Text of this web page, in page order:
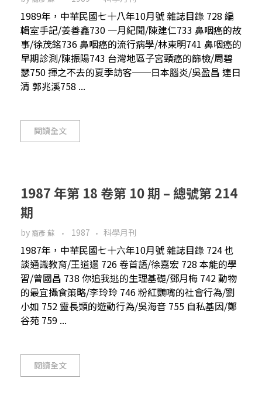
1989年，中華民國七十八年10月號 雜誌目錄 728 編
輯室手記/姜善鑫730 一月紀聞/陳建仁733 鼻咽癌的故
事/徐茂銘736 鼻咽癌的流行病學/林東明741 鼻咽癌的
早期診測/陳振陽743 台灣地區子宮頸癌的篩檢/周碧
瑟750 揮之不去的夏季訪客──日本腦炎/吳盈昌 連日
清 郭兆溪758 ...
閱讀全文
1987 年第 18 卷第 10 期 – 總號第 214
期
by 裔彥 蘇 1987 科學月刊
1987年，中華民國七十六年10月號 雜誌目錄 724 也
談通識教育/王道還 726 卷首語/徐嘉宏 728 本能的學
習/曾國昌 738 你追我逃的生理基礎/鄧月梅 742 動物
的最宜攝食策略/李玲玲 746 粉紅鸚嘴的社會行為/劉
小如 752 靈長類的遊動行為/吳海音 755 自私基因/鄭
谷苑 759 ...
閱讀全文